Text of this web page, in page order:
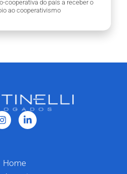
cooperativa do país a receber o
ao cooperativismo
Home